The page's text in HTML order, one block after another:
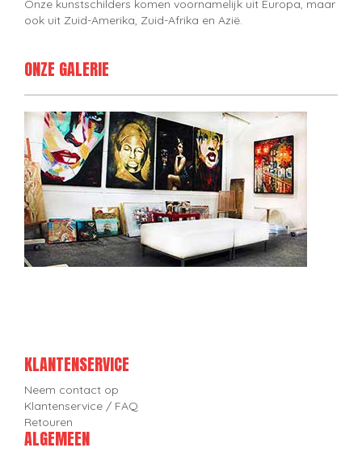
Onze kunstschilders komen voornamelijk uit Europa, maar
ook uit Zuid-Amerika, Zuid-Afrika en Azië.
ONZE GALERIE
KLANTENSERVICE
Neem contact op
Klantenservice / FAQ
Retouren
ALGEMEEN